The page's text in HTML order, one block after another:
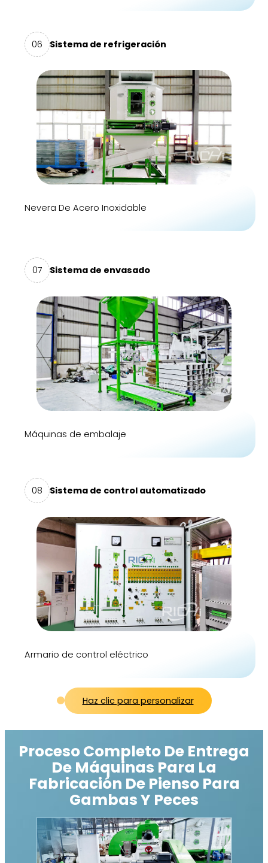
06 Sistema de refrigeración
Nevera De Acero Inoxidable
07 Sistema de envasado
Máquinas de embalaje
08 Sistema de control automatizado
Armario de control eléctrico
Haz clic para personalizar
Proceso Completo De Entrega
De Máquinas Para La
Fabricación De Pienso Para
Gambas Y Peces